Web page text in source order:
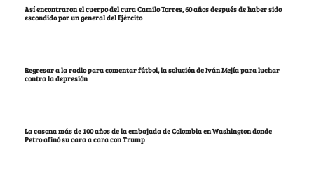
Así encontraron el cuerpo del cura Camilo Torres, 60 años después de haber sido
escondido por un general del Ejército
Regresar a la radio para comentar fútbol, la solución de Iván Mejía para luchar
contra la depresión
La casona más de 100 años de la embajada de Colombia en Washington donde
Petro afinó su cara a cara con Trump